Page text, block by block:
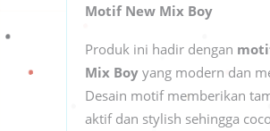
Motif New Mix Boy
Produk ini hadir dengan
Mix Boy yang modern dan
Desain motif memberikan
aktif dan stylish sehingga